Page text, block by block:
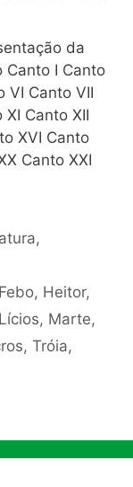
da
Canto I Canto
VI Canto VII
Canto XII
XVI Canto
Canto XXI
,
Febo, Heitor,
Lícios, Marte,
, Tróia,